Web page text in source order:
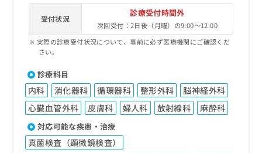
受付状況
診療受付時間外
次回受付：2日後（月曜）の9:00～12:00
実際の診療受付状況について、事前に必ず医療機関にご確認くだ
さい。
診療科目
内科 消化器科 循環器科 整形外科
脳神経外科
心臓血管外科
皮膚科 婦人科 放射線科 麻酔科
対応可能な疾患・治療
真菌検査（顕微鏡検査）